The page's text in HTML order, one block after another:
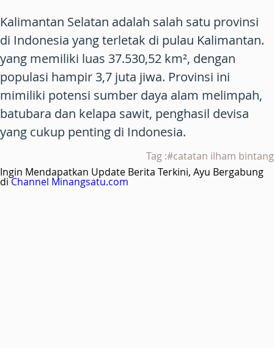
Kalimantan Selatan adalah salah satu provinsi
di Indonesia yang terletak di pulau Kalimantan.
yang memiliki luas 37.530,52 km², dengan
populasi hampir 3,7 juta jiwa. Provinsi ini
mimiliki potensi sumber daya alam melimpah,
batubara dan kelapa sawit, penghasil devisa
yang cukup penting di Indonesia.
Tag :#catatan ilham bintang
Ingin Mendapatkan Update Berita Terkini, Ayu Bergabung
diChannel Minangsatu.com